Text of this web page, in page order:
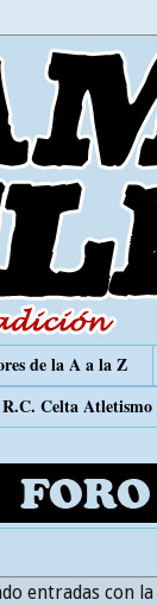
de la A a la Z
R.C. Celta Atletismo
entradas con